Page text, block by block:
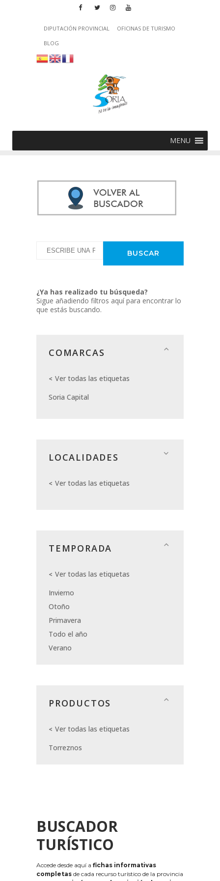
DIPUTACIÓN PROVINCIAL
OFICINAS DE TURISMO
BLOG
MENU
¿Ya has realizado tu búsqueda?
Sigue añadiendo filtros aquí para encontrar lo
que estás buscando.
COMARCAS
Ver todas las etiquetas
Soria Capital
LOCALIDADES
Ver todas las etiquetas
TEMPORADA
Ver todas las etiquetas
Invierno
Otoño
Primavera
Todo el año
Verano
PRODUCTOS
Ver todas las etiquetas
Torreznos
BUSCADOR
TURÍSTICO
Accede desde aquí a fichas informativas
completas de cada recurso turístico de la provincia